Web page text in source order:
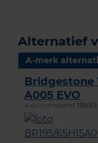
Alternatief
A-merk
Bridgestone
A005 EVO
4-seizoensband 195/65